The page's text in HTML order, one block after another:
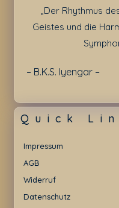
„Der Rhythmus
Geistes und die
– B.K.S. Iyengar –
Quick
Impressum
AGB
Widerruf
Datenschutz